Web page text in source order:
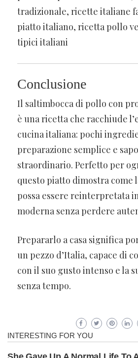
tradizionale, ricette italiane
piatto italiano, ricetta pollo
tipici italiani
Conclusione
Il saltimbocca di pollo con
è una ricetta che racchiude
cucina italiana: pochi
preparazione semplice e
straordinario. Perfetto per
questo piatto dimostra come
possa essere reinterpretata
moderna senza perdere
Prepararlo a casa significa
un pezzo d’Italia, capace di
con il suo gusto intenso e la
senza tempo.